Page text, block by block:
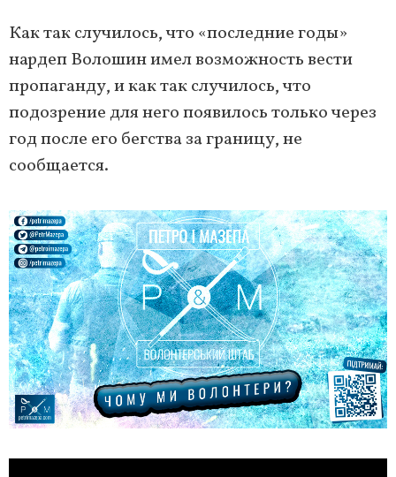
Как так случилось, что «последние годы»
нардеп Волошин имел возможность вести
пропаганду, и как так случилось, что
подозрение для него появилось только через
год после его бегства за границу, не
сообщается.